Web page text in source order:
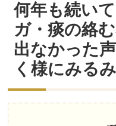
何年も続い
ガ・痰の絡
出なかった
く様にみる